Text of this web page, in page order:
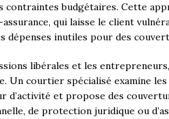
budgétaires. Cette
qui laisse le client
dépenses inutiles pour des
libérales et les
Un courtier spécialisé examine
d’activité et propose des
de protection juridique ou